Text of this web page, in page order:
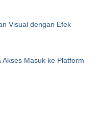
Visual dengan Efek
Masuk ke Platform